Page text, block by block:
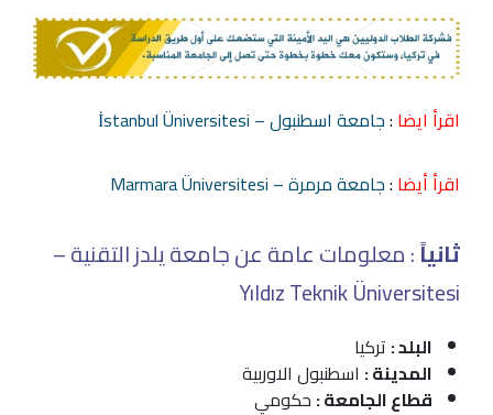
اقرأ ايضا :جامعة اسطنبول – İstanbul Üniversitesi
اقرأ أيضا :جامعة مرمرة – Marmara Üniversitesi
ثانياً: معلومات عامة عن جامعة يلدز التقنية –
Yıldız Teknik Üniversitesi
البلد : تركيا
المدينة : اسطنبول الاوربية
قطاع الجامعة : حكومي